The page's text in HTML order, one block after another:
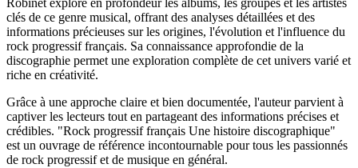
Robinet explore en profondeur les albums, les groupes et les artistes
clés de ce genre musical, offrant des analyses détaillées et des
informations précieuses sur les origines, l'évolution et l'influence du
rock progressif français. Sa connaissance approfondie de la
discographie permet une exploration complète de cet univers varié et
riche en créativité.
Grâce à une approche claire et bien documentée, l'auteur parvient à
captiver les lecteurs tout en partageant des informations précises et
crédibles. "Rock progressif français Une histoire discographique"
est un ouvrage de référence incontournable pour tous les passionnés
de rock progressif et de musique en général.